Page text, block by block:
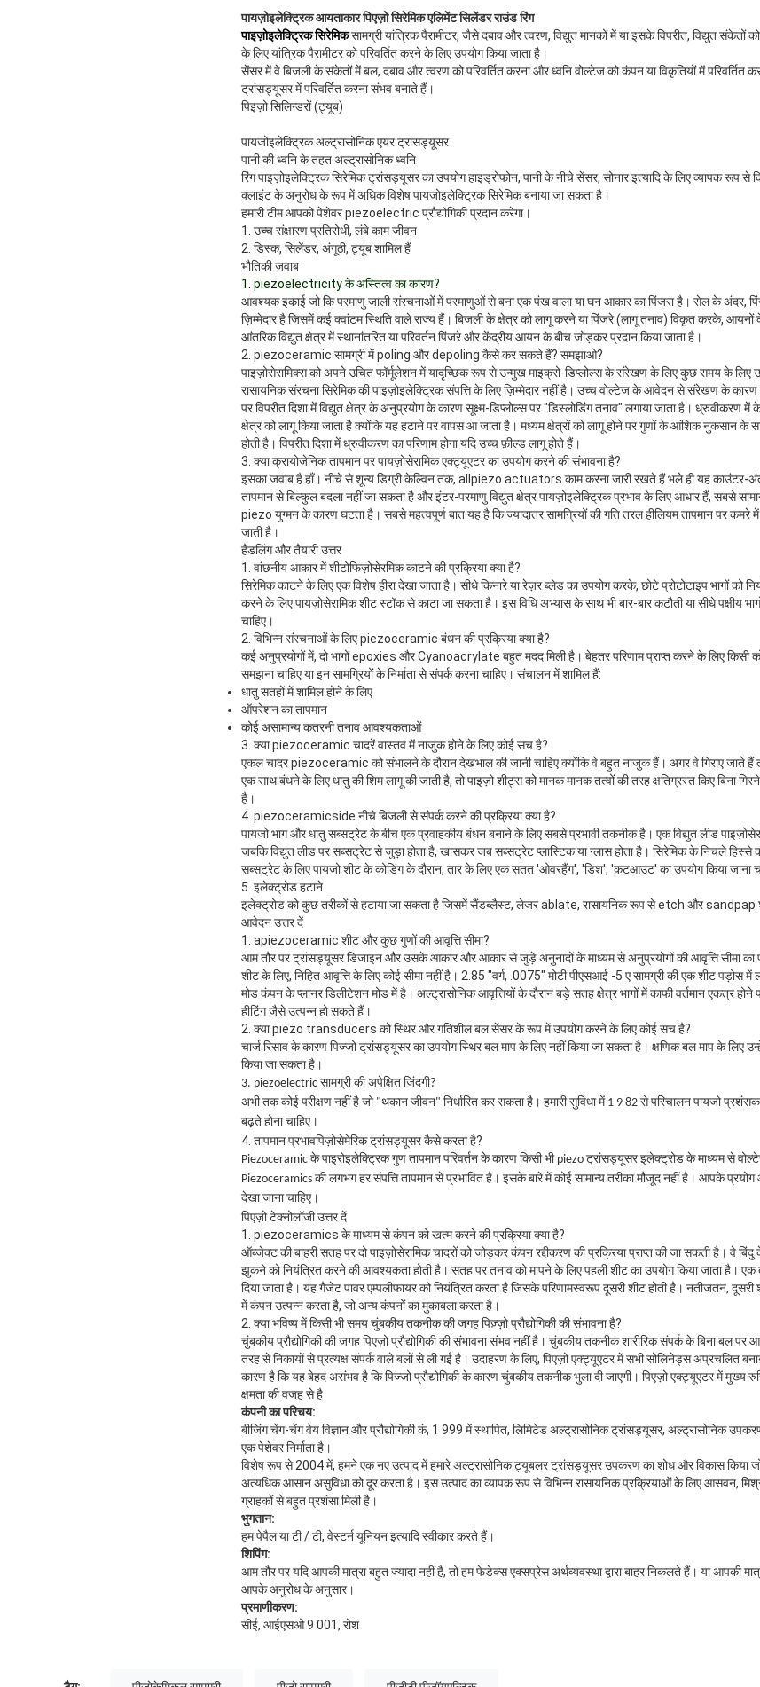
पायज़ोइलेक्ट्रिक आयताकार पिएज़ो सिरेमिक एलिमेंट सिलेंडर राउंड रिंग
पाइज़ोइलेक्ट्रिक सिरेमिकसामग्री यांत्रिक पैरामीटर, जैसे दबाव और त्वरण, विद्युत मानकों में या इसके विपरीत, विद्युत संकेतों
के लिए यांत्रिक पैरामीटर को परिवर्तित करने के लिए उपयोग किया जाता है।
सेंसर में वे बिजली के संकेतों में बल, दबाव और त्वरण को परिवर्तित करना और ध्वनि वोल्टेज को कंपन या विकृतियों में परिवर्तित
ट्रांसड्यूसर में परिवर्तित करना संभव बनाते हैं।
पिइज़ो सिलिन्डरों (ट्यूब)
पायजोइलेक्ट्रिक अल्ट्रासोनिक एयर ट्रांसड्यूसर
पानी की ध्वनि के तहत अल्ट्रासोनिक ध्वनि
रिंग पाइज़ोइलेक्ट्रिक सिरेमिक ट्रांसड्यूसर का उपयोग हाइड्रोफोन, पानी के नीचे सेंसर, सोनार इत्यादि के लिए व्यापक रूप से
क्लाइंट के अनुरोध के रूप में अधिक विशेष पायजोइलेक्ट्रिक सिरेमिक बनाया जा सकता है।
हमारी टीम आपको पेशेवर piezoelectric प्रौद्योगिकी प्रदान करेगा।
1. उच्च संक्षारण प्रतिरोधी, लंबे काम जीवन
2. डिस्क, सिलेंडर, अंगूठी, ट्यूब शामिल हैं
भौतिकी जवाब
1. piezoelectricity के अस्तित्व का कारण?
आवश्यक इकाई जो कि परमाणु जाली संरचनाओं में परमाणुओं से बना एक पंख वाला या घन आकार का पिंजरा है। सेल के अंदर,
ज़िम्मेदार है जिसमें कई क्वांटम स्थिति वाले राज्य हैं। बिजली के क्षेत्र को लागू करने या पिंजरे (लागू तनाव) विकृत करके, आयनों
आंतरिक विद्युत क्षेत्र में स्थानांतरित या परिवर्तन पिंजरे और केंद्रीय आयन के बीच जोड़कर प्रदान किया जाता है।
2. piezoceramic सामग्री में poling और depoling कैसे कर सकते हैं? समझाओ?
पाइज़ोसेरामिक्स को अपने उचित फॉर्मूलेशन में यादृच्छिक रूप से उन्मुख माइक्रो-डिप्लोल्स के संरेखण के लिए कुछ समय के लिए
रासायनिक संरचना सिरेमिक की पाइज़ोइलेक्ट्रिक संपत्ति के लिए ज़िम्मेदार नहीं है। उच्च वोल्टेज के आवेदन से संरेखण के कारण
पर विपरीत दिशा में विद्युत क्षेत्र के अनुप्रयोग के कारण सूक्ष्म-डिप्लोल्स पर "डिस्लोडिंग तनाव" लगाया जाता है। ध्रुवीकरण में
क्षेत्र को लागू किया जाता है क्योंकि यह हटाने पर वापस आ जाता है। मध्यम क्षेत्रों को लागू होने पर गुणों के आंशिक नुकसान के
होती है। विपरीत दिशा में ध्रुवीकरण का परिणाम होगा यदि उच्च फ़ील्ड लागू होते हैं।
3. क्या क्रायोजेनिक तापमान पर पायज़ोसेरामिक एक्ट्यूएटर का उपयोग करने की संभावना है?
इसका जवाब है हाँ। नीचे से शून्य डिग्री केल्विन तक, allpiezo actuators काम करना जारी रखते हैं भले ही यह काउंटर-
तापमान से बिल्कुल बदला नहीं जा सकता है और इंटर-परमाणु विद्युत क्षेत्र पायज़ोइलेक्ट्रिक प्रभाव के लिए आधार हैं, सबसे
piezo युग्मन के कारण घटता है। सबसे महत्वपूर्ण बात यह है कि ज्यादातर सामग्रियों की गति तरल हीलियम तापमान पर कमरे
जाती है।
हैंडलिंग और तैयारी उत्तर
1. वांछनीय आकार में शीटोफिज़ोसेरमिक काटने की प्रक्रिया क्या है?
सिरेमिक काटने के लिए एक विशेष हीरा देखा जाता है। सीधे किनारे या रेज़र ब्लेड का उपयोग करके, छोटे प्रोटोटाइप भागों को
करने के लिए पायज़ोसेरामिक शीट स्टॉक से काटा जा सकता है। इस विधि अभ्यास के साथ भी बार-बार कटौती या सीधे पक्षीय
चाहिए।
2. विभिन्न संरचनाओं के लिए piezoceramic बंधन की प्रक्रिया क्या है?
कई अनुप्रयोगों में, दो भागों epoxies और Cyanoacrylate बहुत मदद मिली है। बेहतर परिणाम प्राप्त करने के लिए किसी
समझना चाहिए या इन सामग्रियों के निर्माता से संपर्क करना चाहिए। संचालन में शामिल हैं:
धातु सतहों में शामिल होने के लिए
ऑपरेशन का तापमान
कोई असामान्य कतरनी तनाव आवश्यकताओं
3. क्या piezoceramic चादरें वास्तव में नाजुक होने के लिए कोई सच है?
एकल चादर piezoceramic को संभालने के दौरान देखभाल की जानी चाहिए क्योंकि वे बहुत नाजुक हैं। अगर वे गिराए जाते हैं
एक साथ बंधने के लिए धातु की शिम लागू की जाती है, तो पाइज़ो शीट्स को मानक मानक तत्वों की तरह क्षतिग्रस्त किए बिना
है।
4. piezoceramicside नीचे बिजली से संपर्क करने की प्रक्रिया क्या है?
पायजो भाग और धातु सब्सट्रेट के बीच एक प्रवाहकीय बंधन बनाने के लिए सबसे प्रभावी तकनीक है। एक विद्युत लीड
जबकि विद्युत लीड पर सब्सट्रेट से जुड़ा होता है, खासकर जब सब्सट्रेट प्लास्टिक या ग्लास होता है। सिरेमिक के निचले हिस्से
सब्सट्रेट के लिए पायजो शीट के कोडिंग के दौरान, तार के लिए एक सतत 'ओवरहैंग', 'डिश', 'कटआउट' का उपयोग किया जाना
5. इलेक्ट्रोड हटाने
इलेक्ट्रोड को कुछ तरीकों से हटाया जा सकता है जिसमें सैंडब्लैस्ट, लेजर ablate, रासायनिक रूप से etch और sandpap
आवेदन उत्तर दें
1. apiezoceramic शीट और कुछ गुणों की आवृत्ति सीमा?
आम तौर पर ट्रांसड्यूसर डिजाइन और उसके आकार और आकार से जुड़े अनुनादों के माध्यम से अनुप्रयोगों की आवृत्ति सीमा
शीट के लिए, निहित आवृत्ति के लिए कोई सीमा नहीं है। 2.85 "वर्ग, .0075" मोटी पीएसआई -5 ए सामग्री की एक शीट पड़ोस
मोड कंपन के प्लानर डिलीटेशन मोड में है। अल्ट्रासोनिक आवृत्तियों के दौरान बड़े सतह क्षेत्र भागों में काफी वर्तमान एकत्र होने
हीटिंग जैसे उत्पन्न हो सकते हैं।
2. क्या piezo transducers को स्थिर और गतिशील बल सेंसर के रूप में उपयोग करने के लिए कोई सच है?
चार्ज रिसाव के कारण पिज्जो ट्रांसड्यूसर का उपयोग स्थिर बल माप के लिए नहीं किया जा सकता है। क्षणिक बल माप के
किया जा सकता है।
3. piezoelectric सामग्री की अपेक्षित जिंदगी?
अभी तक कोई परीक्षण नहीं है जो "थकान जीवन" निर्धारित कर सकता है। हमारी सुविधा में 1 9 82 से परिचालन पायजो
बढ़ते होना चाहिए।
4. तापमान प्रभावपिज़ोसेमेरिक ट्रांसड्यूसर कैसे करता है?
Piezoceramic के पाइरोइलेक्ट्रिक गुण तापमान परिवर्तन के कारण किसी भी piezo ट्रांसड्यूसर इलेक्ट्रोड के माध्यम से
Piezoceramics की लगभग हर संपत्ति तापमान से प्रभावित है। इसके बारे में कोई सामान्य तरीका मौजूद नहीं है। आपके प्रयोग
देखा जाना चाहिए।
पिएज़ो टेक्नोलॉजी उत्तर दें
1. piezoceramics के माध्यम से कंपन को खत्म करने की प्रक्रिया क्या है?
ऑब्जेक्ट की बाहरी सतह पर दो पाइज़ोसेरामिक चादरों को जोड़कर कंपन रद्दीकरण की प्रक्रिया प्राप्त की जा सकती है। वे
झुकने को नियंत्रित करने की आवश्यकता होती है। सतह पर तनाव को मापने के लिए पहली शीट का उपयोग किया जाता है। एक
दिया जाता है। यह गैजेट पावर एम्पलीफायर को नियंत्रित करता है जिसके परिणामस्वरूप दूसरी शीट होती है। नतीजतन,
में कंपन उत्पन्न करता है, जो अन्य कंपनों का मुकाबला करता है।
2. क्या भविष्य में किसी भी समय चुंबकीय तकनीक की जगह पिज़्ज़ो प्रौद्योगिकी की संभावना है?
चुंबकीय प्रौद्योगिकी की जगह पिएज़ो प्रौद्योगिकी की संभावना संभव नहीं है। चुंबकीय तकनीक शारीरिक संपर्क के बिना बल पर
तरह से निकायों से प्रत्यक्ष संपर्क वाले बलों से ली गई है। उदाहरण के लिए, पिएज़ो एक्ट्यूएटर में सभी सोलिनेड्स अप्रचलित बनाने
कारण है कि यह बेहद असंभव है कि पिज्जो प्रौद्योगिकी के कारण चुंबकीय तकनीक भुला दी जाएगी। पिएज़ो एक्ट्यूएटर में मुख्य
क्षमता की वजह से है
कंपनी का परिचय:
बीजिंग चेंग-चेंग वेय विज्ञान और प्रौद्योगिकी कं, 1 999 में स्थापित, लिमिटेड अल्ट्रासोनिक ट्रांसड्यूसर, अल्ट्रासोनिक
एक पेशेवर निर्माता है।
विशेष रूप से 2004 में, हमने एक नए उत्पाद में हमारे अल्ट्रासोनिक ट्यूबलर ट्रांसड्यूसर उपकरण का शोध और विकास किया
अत्यधिक आसान असुविधा को दूर करता है। इस उत्पाद का व्यापक रूप से विभिन्न रासायनिक प्रक्रियाओं के लिए आसवन,
ग्राहकों से बहुत प्रशंसा मिली है।
भुगतान:
हम पेपैल या टी / टी, वेस्टर्न यूनियन इत्यादि स्वीकार करते हैं।
शिपिंग:
आम तौर पर यदि आपकी मात्रा बहुत ज्यादा नहीं है, तो हम फेडेक्स एक्सप्रेस अर्थव्यवस्था द्वारा बाहर निकलते हैं। या आपकी
आपके अनुरोध के अनुसार।
प्रमाणीकरण:
सीई, आईएसओ 9 001, रोश